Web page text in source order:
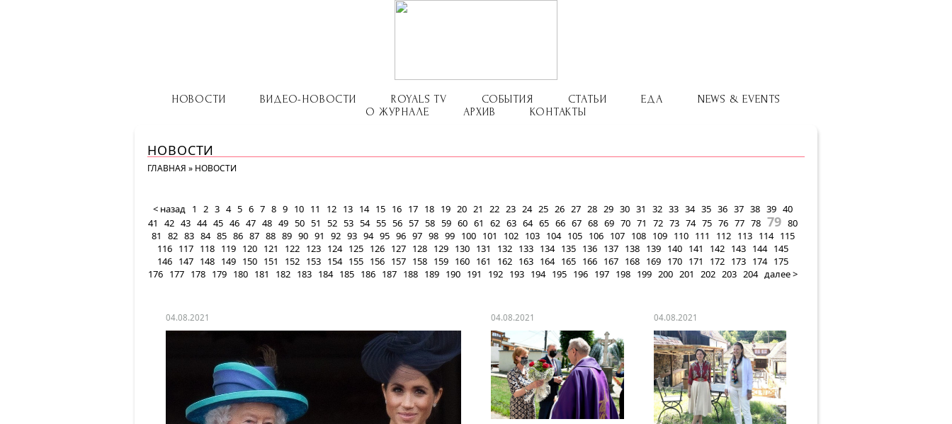
НОВОСТИ ВИДЕО-НОВОСТИ ROYALS TV СОБЫТИЯ СТАТЬИ ЕДА
NEWS & EVENTS
О ЖУРНАЛЕ
АРХИВ КОНТАКТЫ
НОВОСТИ
ГЛАВНАЯ » НОВОСТИ
< назад 1 2 3 4 5 6 7 8 9 10 11 12 13 14 15 16 17 18 19 20 21 22 23 24 25 26 27 28 29 30 31 32 33 34 35 36 37 38 39 40
41
42 43 44 45 46 47 48 49 50 51 52 53 54 55 56 57 58 59 60 61 62 63 64 65 66 67 68 69 70 71 72 73 74 75 76 77 78 79 80
81
82 83 84 85 86 87 88 89 90 91 92 93 94 95 96 97 98 99 100 101 102 103 104 105 106 107 108 109 110 111 112 113 114 115
116 117 118 119 120 121 122 123 124 125 126 127 128 129 130 131 132 133 134 135 136 137 138 139 140 141 142 143 144 145
146 147 148 149 150 151 152 153 154 155 156 157 158 159 160 161 162 163 164 165 166 167 168 169 170 171 172 173 174 175
176 177 178 179 180 181 182 183 184 185 186 187 188 189 190 191 192 193 194 195 196 197 198 199 200 201 202 203 204 далее >
04.08.2021 04.08.2021 04.08.2021